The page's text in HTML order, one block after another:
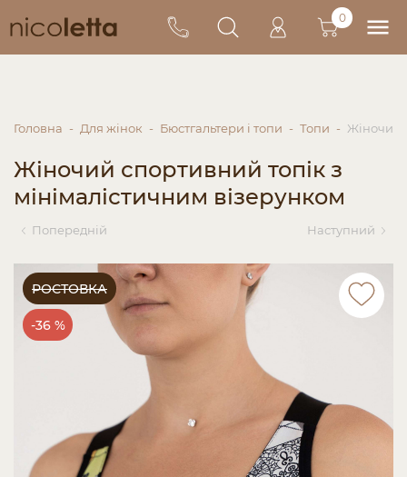
0
Головна Для жінок Бюстгальтери і топи Топи Жіночий
Жіночий спортивний топік з
мінімалістичним візерунком
Попередній Наступний
РОСТОВКА
-36 %